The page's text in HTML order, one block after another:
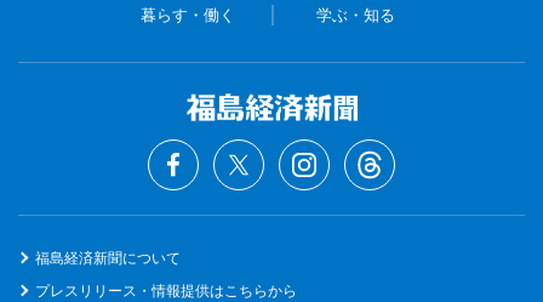
暮らす・働く 学ぶ・知る
福島経済新聞について
プレスリリース・情報提供はこちらから